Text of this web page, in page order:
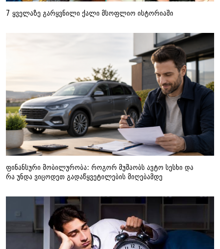
7 ყველაზე გარყვნილი ქალი მსოფლიო ისტორიაში
ფინანსური მობილურობა: როგორ მუშაობს ავტო სესხი და
რა უნდა ვიცოდეთ გადაწყვეტილების მიღებამდე